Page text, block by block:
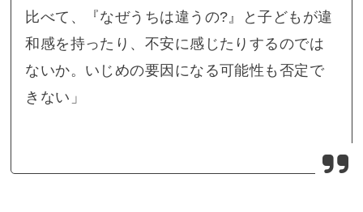
比べて、『なぜうちは違うの?』と子どもが違
和感を持ったり、不安に感じたりするのでは
ないか。いじめの要因になる可能性も否定で
きない」